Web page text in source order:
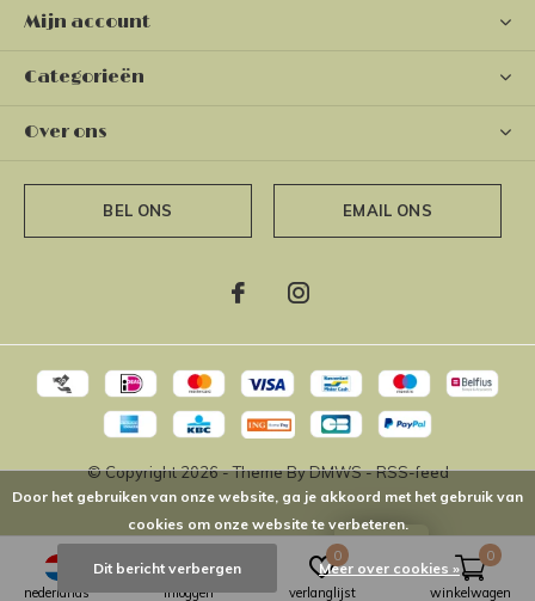
Mijn account
Categorieën
Over ons
BEL ONS EMAIL ONS
© Copyright2026- Theme ByDMWS-RSS-feed
nederlands inloggen verlanglijst
0
winkelwagen
0
The Short Way4,9/5- 16Reviews @
Door het gebruiken van onze website, ga je akkoord met het gebruik van
cookies om onze website te verbeteren.
Dit bericht verbergen Meer over cookies »
LOYALTY